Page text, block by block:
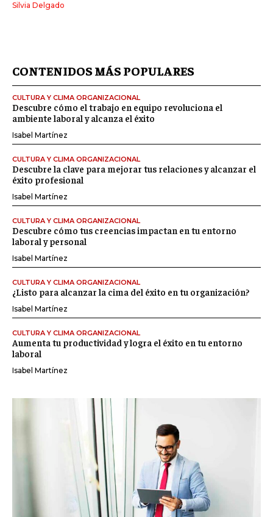
Silvia Delgado
CONTENIDOS MÁS POPULARES
CULTURA Y CLIMA ORGANIZACIONAL
Descubre cómo el trabajo en equipo revoluciona el
ambiente laboral y alcanza el éxito
Isabel Martínez
CULTURA Y CLIMA ORGANIZACIONAL
Descubre la clave para mejorar tus relaciones y alcanzar el
éxito profesional
Isabel Martínez
CULTURA Y CLIMA ORGANIZACIONAL
Descubre cómo tus creencias impactan en tu entorno
laboral y personal
Isabel Martínez
CULTURA Y CLIMA ORGANIZACIONAL
¿Listo para alcanzar la cima del éxito en tu organización?
Isabel Martínez
CULTURA Y CLIMA ORGANIZACIONAL
Aumenta tu productividad y logra el éxito en tu entorno
laboral
Isabel Martínez